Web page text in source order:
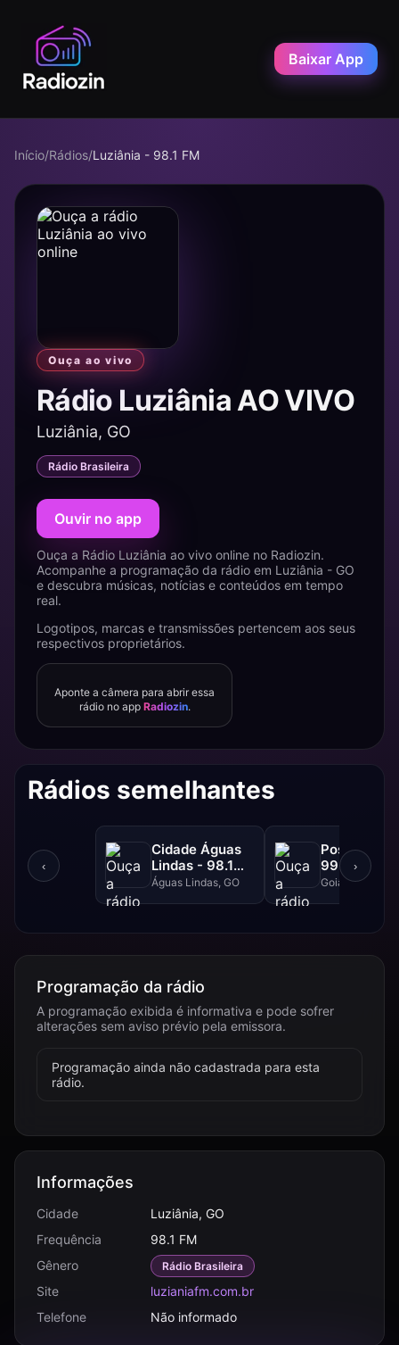
Baixar App
Início/Rádios/Luziânia - 98.1 FM
Ouça ao vivo
Rádio Luziânia AO VIVO
Luziânia, GO
Rádio Brasileira
Ouvir no app
Ouça a Rádio Luziânia ao vivo online no Radiozin.
Acompanhe a programação da rádio em Luziânia - GO
e descubra músicas, notícias e conteúdos em tempo
real.
Logotipos, marcas e transmissões pertencem aos seus
respectivos proprietários.
Aponte a câmera para abrir essa
rádio no app Radiozin.
Rádios semelhantes
‹
Cidade Águas
Lindas - 98.1
FM
Águas Lindas, GO
Positiva
99.1 FM
Goiânia, GO
›
Programação da rádio
A programação exibida é informativa e pode sofrer
alterações sem aviso prévio pela emissora.
Programação ainda não cadastrada para esta
rádio.
Informações
Cidade
Luziânia, GO
Frequência
98.1 FM
Gênero
Rádio Brasileira
Site
luzianiafm.com.br
Telefone
Não informado